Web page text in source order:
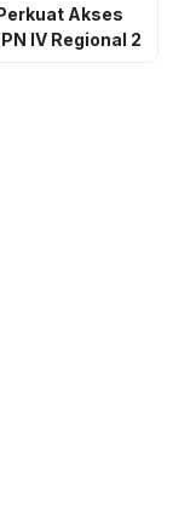
Akses
IV Regional 2